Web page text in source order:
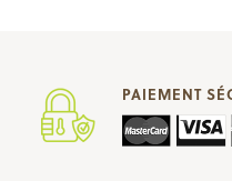
PAIEMENT